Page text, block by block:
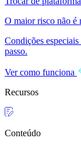
O maior risco não é
Condições
passo.
Ver como funciona
Recursos
Conteúdo